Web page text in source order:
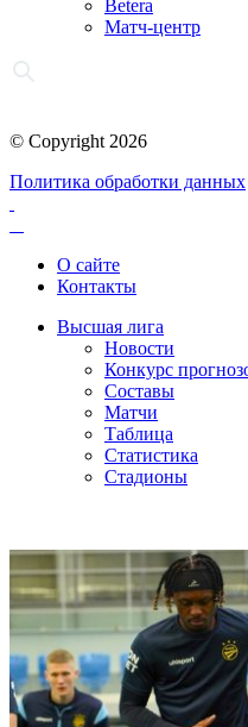
Betera
Матч-центр
© Copyright 2026
Политика обработки данных
О сайте
Контакты
Высшая лига
Новости
Конкурс
Составы
Матчи
Таблица
Статистика
Стадионы